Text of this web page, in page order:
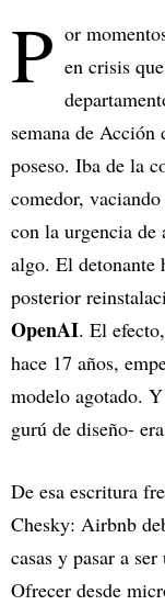
P or
en crisis
semana de Acción
poseso. Iba de la
comedor,
con la urgencia de
algo. El detonante
posterior
OpenAI. El
hace 17 años,
modelo agotado.
gurú de diseño-
De esa escritura
Chesky: Airbnb
casas y pasar a ser
Ofrecer desde